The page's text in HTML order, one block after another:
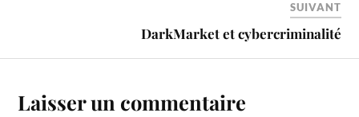
SUIVANT
DarkMarket et cybercriminalité
Laisser un commentaire